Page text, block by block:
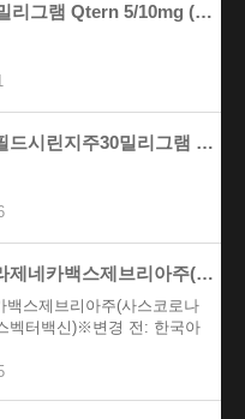
그램 Qtern 5/10mg (다파글..
린지주30밀리그램 (벤라리주맙)
스제브리아주(사스코로나바이러스-2 바..
백스제브리아주(사스코로나
벡터백신)※변경 전: 한국아